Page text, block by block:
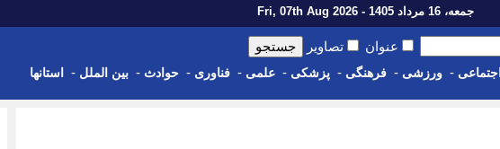
جمعه، 16 مرداد 1405 - Fri, 07th Aug 2026
عنوان تصاویر
اجتماعی - ورزشی - فرهنگی - پزشکی - علمی - فناوری - حوادث - بین الملل - استانها